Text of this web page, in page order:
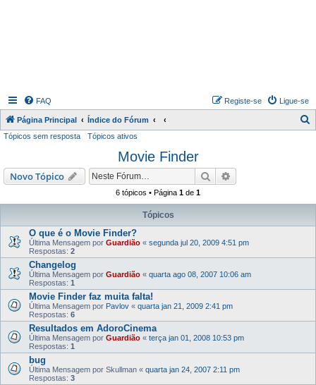
FAQ Ligue-se
Registe-se
Página Principal Índice do Fórum
i
Tópicos sem resposta Tópicos ativos
Movie Finder
Novo Tópico Pesquisar
6 tópicos • Página 1 de 1
Tópicos
O que é o Movie Finder?
Última Mensagem por Guardião « segunda jul 20, 2009 4:51 pm
Respostas: 2
Changelog
Última Mensagem por Guardião « quarta ago 08, 2007 10:06 am
Respostas: 1
Movie Finder faz muita falta!
Última Mensagem por Pavlov « quarta jan 21, 2009 2:41 pm
Respostas: 6
Resultados em AdoroCinema
Última Mensagem por Guardião « terça jan 01, 2008 10:53 pm
Respostas: 1
bug
Última Mensagem por Skullman « quarta jan 24, 2007 2:11 pm
Respostas: 3